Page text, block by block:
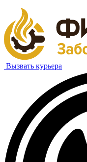
Вызвать курьера